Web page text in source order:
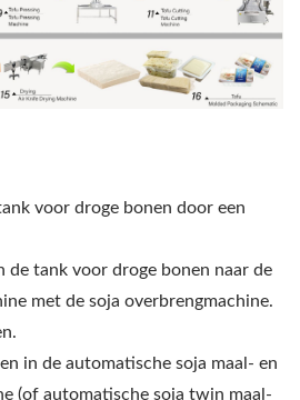
voor droge bonen door een
de tank voor droge bonen naar de
met de soja overbrengmachine.
in de automatische soja maal- en
(of automatische soja twin maal-